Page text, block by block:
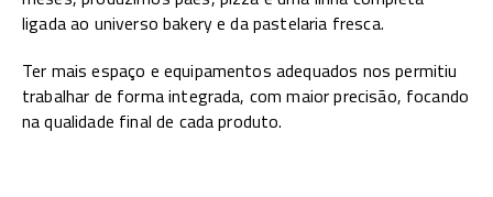
ligada ao universo bakery e da pastelaria fresca.
Ter mais espaço e equipamentos adequados nos permitiu
trabalhar de forma integrada, com maior precisão, focando
na qualidade final de cada produto.